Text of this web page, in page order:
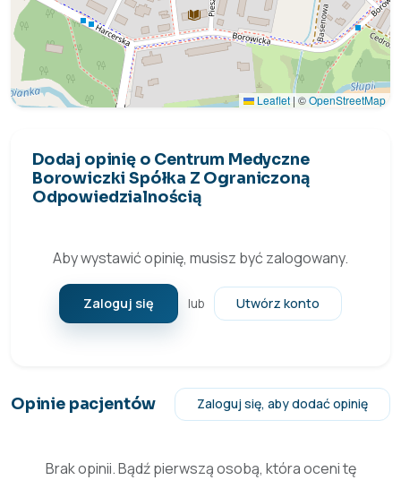
Leaflet | ©OpenStreetMap
Dodaj opinię o Centrum Medyczne
Borowiczki Spółka Z Ograniczoną
Odpowiedzialnością
Aby wystawić opinię, musisz być zalogowany.
Zaloguj się lub Utwórz konto
Opinie pacjentów Zaloguj się, aby dodać opinię
Brak opinii. Bądź pierwszą osobą, która oceni tę